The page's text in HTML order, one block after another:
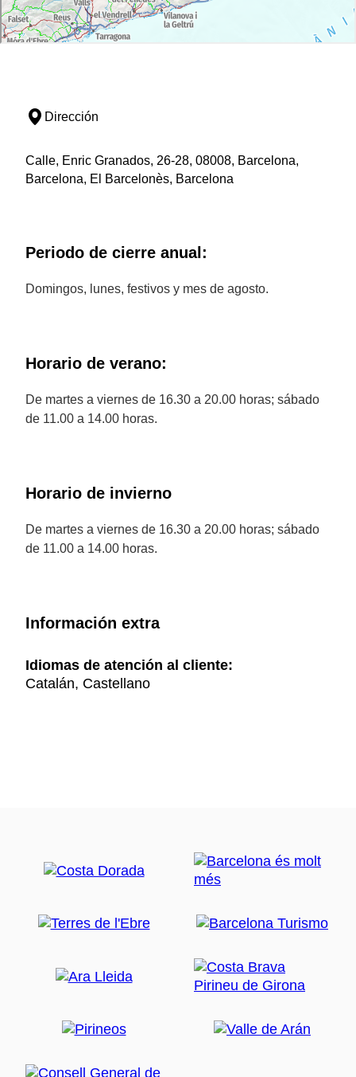
Dirección
Calle, Enric Granados, 26-28, 08008, Barcelona,
Barcelona, El Barcelonès, Barcelona
Periodo de cierre anual:
Domingos, lunes, festivos y mes de agosto.
Horario de verano:
De martes a viernes de 16.30 a 20.00 horas; sábado
de 11.00 a 14.00 horas.
Horario de invierno
De martes a viernes de 16.30 a 20.00 horas; sábado
de 11.00 a 14.00 horas.
Información extra
Idiomas de atención al cliente:
Catalán, Castellano